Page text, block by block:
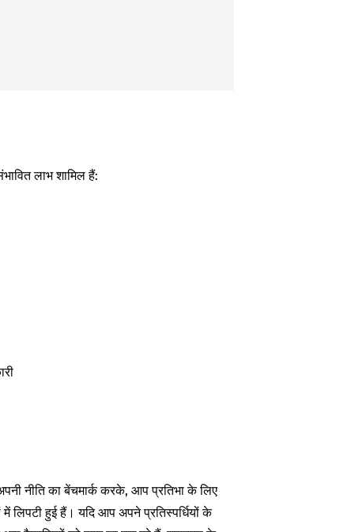
लाभ शामिल हैं:
नीति का बेंचमार्क करके, आप प्रतिभा के लिए
लिपटी हुई हैं। यदि आप अपने प्रतिस्पर्धियों के